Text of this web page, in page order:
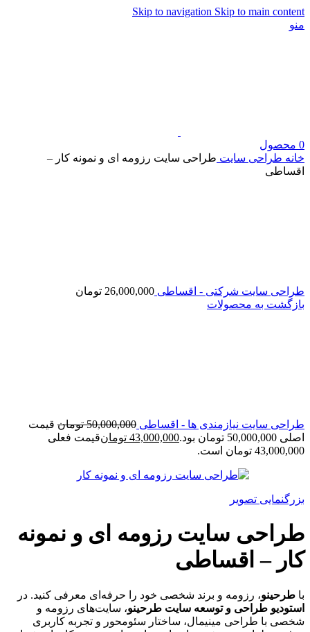
Skip to navigation Skip to main content
منو
0 محصول
خانه طراحی سایت طراحی سایت رزومه ای و نمونه کار –
اقساطی
طراحی سایت شرکتی - اقساطی 26,000,000 تومان
بازگشت به محصولات
طراحی سایت نیازمندی ها - اقساطی 50,000,000 تومان قیمت
اصلی 50,000,000 تومان بود.
43,000,000 تومانقیمت فعلی
43,000,000 تومان است.
بزرگنمایی تصویر
طراحی سایت رزومه ای و نمونه
کار – اقساطی
با طرحینو، رزومه و برند شخصی خود را حرفه‌ای معرفی کنید. در
استودیو طراحی و توسعه سایت طرحینو، سایت‌های رزومه و
شخصی با طراحی مینیمال، ساختار سئو‌محور و تجربه کاربری